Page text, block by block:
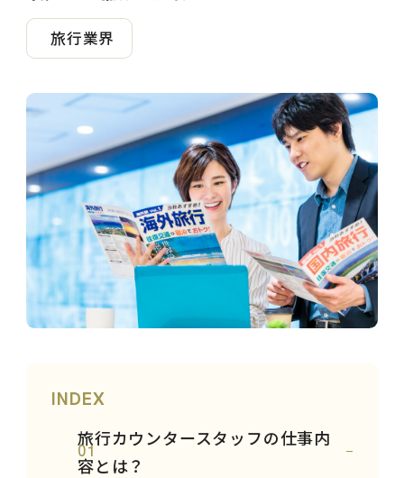
旅行業界
INDEX
01
旅行カウンタースタッフの仕事内
容とは？